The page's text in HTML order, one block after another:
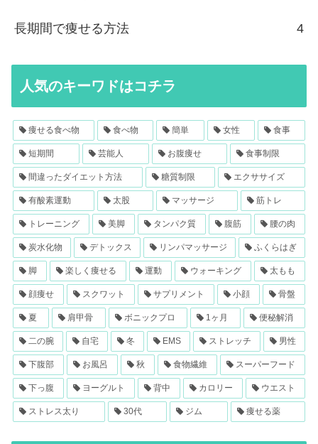
長期間で痩せる方法 4
人気のキーワドはコチラ
痩せる食べ物 食べ物 簡単 女性 食事
短期間 芸能人 お腹痩せ 食事制限
間違ったダイエット方法 糖質制限 エクササイズ
有酸素運動 太股 マッサージ 筋トレ
トレーニング 美脚 タンパク質 腹筋 腰の肉
炭水化物 デトックス リンパマッサージ ふくらはぎ
脚 楽しく痩せる 運動 ウォーキング 太もも
顔痩せ スクワット サプリメント 小顔 骨盤
夏 肩甲骨 ボニックプロ 1ヶ月 便秘解消
二の腕 自宅 冬 EMS ストレッチ 男性
下腹部 お風呂 秋 食物繊維 スーパーフード
下っ腹 ヨーグルト 背中 カロリー ウエスト
ストレス太り 30代 ジム 痩せる薬